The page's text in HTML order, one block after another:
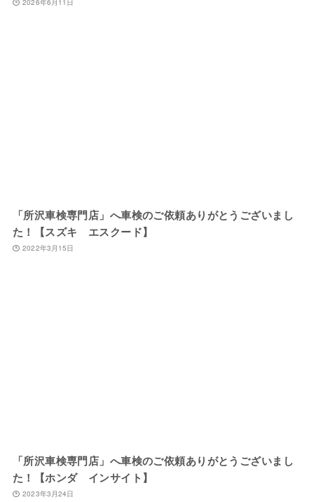
2026年6月11日
「所沢車検専門店」へ車検のご依頼ありがとうございまし
た！【スズキ エスクード】
2022年3月15日
「所沢車検専門店」へ車検のご依頼ありがとうございまし
た！【ホンダ インサイト】
2023年3月24日